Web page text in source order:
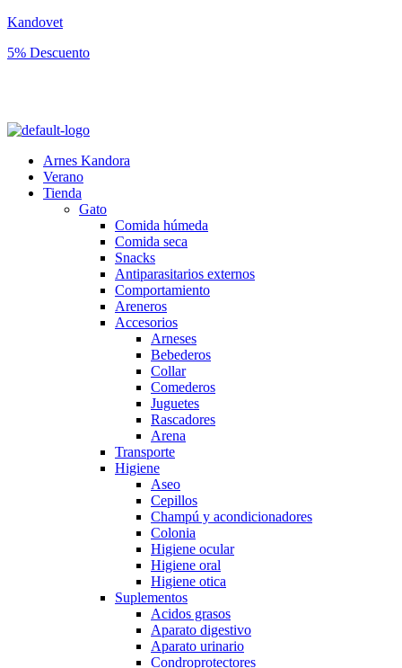
Kandovet
5% Descuento
Arnes Kandora
Verano
Tienda
Gato
Comida húmeda
Comida seca
Snacks
Antiparasitarios externos
Comportamiento
Areneros
Accesorios
Arneses
Bebederos
Collar
Comederos
Juguetes
Rascadores
Arena
Transporte
Higiene
Aseo
Cepillos
Champú y acondicionadores
Colonia
Higiene ocular
Higiene oral
Higiene otica
Suplementos
Acidos grasos
Aparato digestivo
Aparato urinario
Condroprotectores